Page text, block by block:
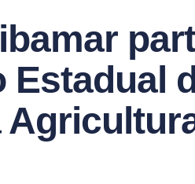
Estadual